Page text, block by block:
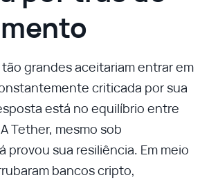
grandes aceitariam entrar em
criticada por sua
está no equilíbrio entre
Tether, mesmo sob
provou sua resiliência. Em meio
bancos cripto,